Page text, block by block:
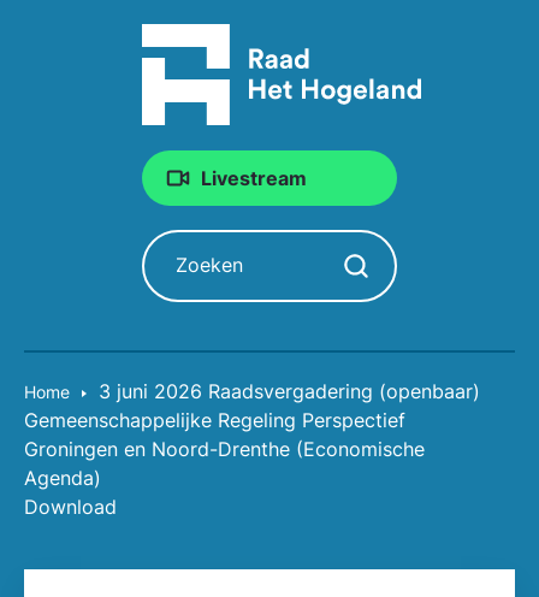
Livestream
Zoeken
Zoekopdracht starten
Home
3 juni 2026 Raadsvergadering (openbaar)
Gemeenschappelijke Regeling Perspectief
Groningen en Noord-Drenthe (Economische
Agenda)
Download